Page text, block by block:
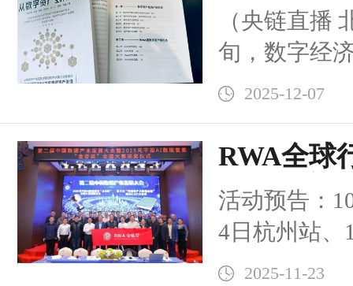
《链改2.0
我，并嘱我
程”推系
高级专家
双价值
（央链直播
旬，数字经
2.0 -从数字
以元宇宙、
系列衍生读
川商会会长
大学零碳乡
智库副理事
2025-12-07
RWA全球
引领数字
活动预告：
4日杭州站、
13日深圳站
2025-11-23